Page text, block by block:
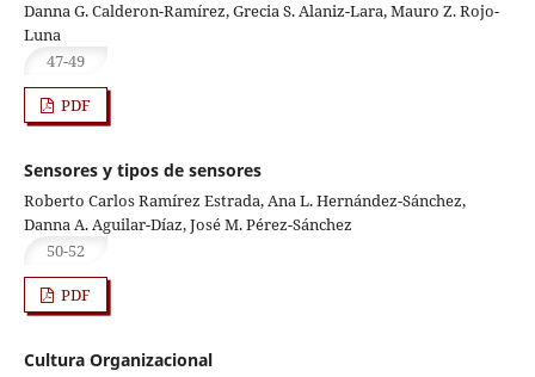
Danna G. Calderon-Ramírez, Grecia S. Alaniz-Lara, Mauro Z. Rojo-
Luna
47-49
PDF
Sensores y tipos de sensores
Roberto Carlos Ramírez Estrada, Ana L. Hernández-Sánchez,
Danna A. Aguilar-Díaz, José M. Pérez-Sánchez
50-52
PDF
Cultura Organizacional